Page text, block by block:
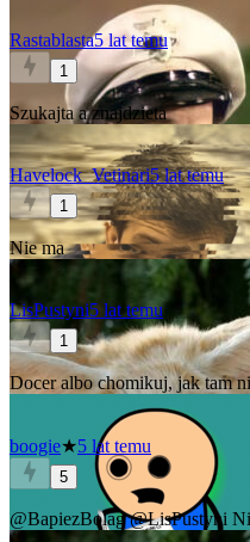
Rastablasta5 lat temu
1
Szukajta a znajdzieta
Havelock_Vetinari5 lat temu
1
Nie ma
LisPustyni5 lat temu
1
Docer albo chomikuj, jak tam
boogie★5 lat temu
5
@BapiezBolag @LisPustyni